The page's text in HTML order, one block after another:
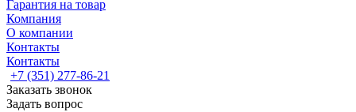
Гарантия на товар
Компания
О компании
Контакты
Контакты
+7 (351) 277-86-21
Заказать звонок
Задать вопрос